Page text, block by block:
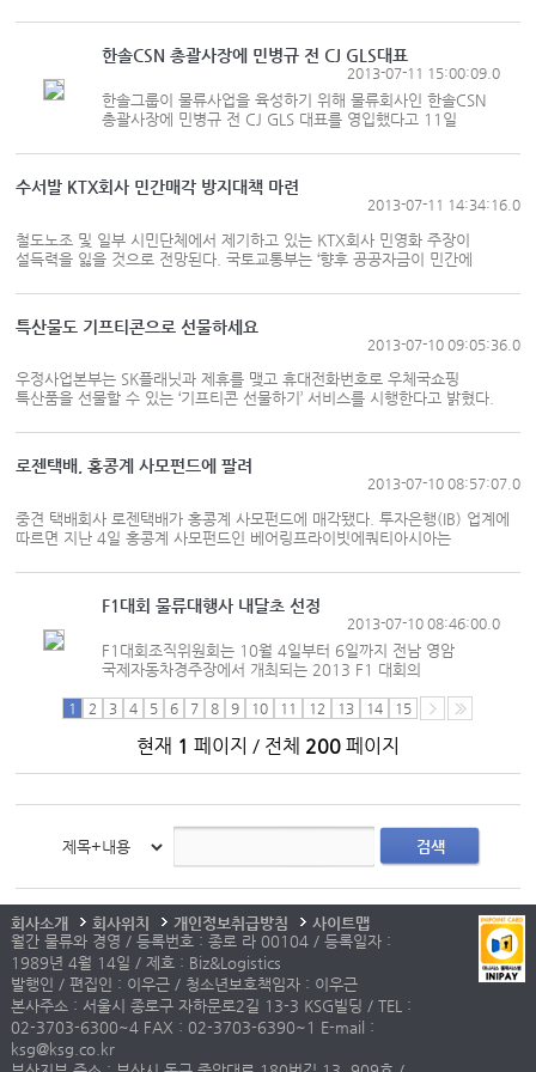
무리의 가족을 세계를 가로질러 자연 서식지로 돌려보내는
시도는 이번이 처음이다. DHL은 고릴라 가족이 영국 켄트에
위치한 포트 림프 야생 동물공원에서 출발해 벨기에의 브뤼셀,
나이지리아의 라고스를 거쳐 가봉의 바테케 국립공원으로
돌아가기까지 9000Km에 이르는 긴 여정에 필요한 배송을
전담했다. 먼저 DHL은 고릴라 가족의 안전과 편의를 위해
한솔CSN 총괄사장에 민병규 전 CJ GLS대표
2013-07-11 15:00:09.0
한솔그룹이 물류사업을 육성하기 위해 물류회사인 한솔CSN
총괄사장에 민병규 전 CJ GLS 대표를 영입했다고 11일
물류만 담당했던 민 사장은 CJ GLS 대표이던 2005년 당시
매출 2조5천억원이던 회사를 2009년 3조8천억원으로
키웠다. 2006년에는 싱가포르 최대 물류기업인 어코드사를
인수하는 등 CJ GLS를 글로벌 물류기업으로 성장하는데
기여했다는 평가를 받고 있다. 현재 지난해 10월 한솔CSN
대표이사로 영입됐던 조성연 대표이사는 해외사업부문 대표를
맡는다. < 정지혜 기자 jhjung@ksg.co.kr >
수서발 KTX회사 민간매각 방지대책 마련
2013-07-11 14:34:16.0
철도노조 및 일부 시민단체에서 제기하고 있는 KTX회사 민영화 주장이
설득력을 잃을 것으로 전망된다. 국토교통부는 ‘향후 공공자금이 민간에
참여지분의 민간매각 방지 장치를 마련했다. 국토부에서 마련한 안은 민영화
방지를 위한 4중․5중의 안전장치 포함한 특단의 대책이며, 수서 발 KTX
회사의 공영체제 유지를 위한 정부의 확고한 의지를 보여주는 것으로 평가되고
있다. 정부의 민영화 방지 대책은 첫째, 민간매각 제한에 동의하는 공공부문
자금만을 유치하고, 정관에 민간매...
특산물도 기프티콘으로 선물하세요
2013-07-10 09:05:36.0
우정사업본부는 SK플래닛과 제휴를 맺고 휴대전화번호로 우체국쇼핑
특산품을 선물할 수 있는 ‘기프티콘 선물하기’ 서비스를 시행한다고 밝혔다.
클릭해 받는 사람의 휴대전화번호를 입력하면 선물하기가 완료된다. 선물 받는
분에게는 문자메시지(MMS)가 전송되고, 선물 수령지 주소를 입력하면
우체국쇼핑 특산품이 배송된다. ‘기프티콘 선물하기’ 서비스는 각 지역의 품질
좋은 특산품을 모바일을 통해 선물 할 수 있어 소비자들에게는 편리함을
제공하고, 지역특산물을 판매하...
로젠택배, 홍콩계 사모펀드에 팔려
2013-07-10 08:57:07.0
중견 택배회사 로젠택배가 홍콩계 사모펀드에 매각됐다. 투자은행(IB) 업계에
따르면 지난 4일 홍콩계 사모펀드인 베어링프라이빗에쿼티아시아는
로젠택배 지분을 100% 인수한 것으로 알려졌다. IB업계 관계자에 따르면
로젠택배의 매각 대금은 약 1600억원에 달한다. 대형 택배사가 자사 물량을
기반으로 성장하는 것에 비해 로젠택배는 개인 고객이나 일반 소형 오피스
물량이 대부분을 차지하고 있어 업계에서 경쟁력을 인정받고 있다. 로젠택배는
미래에셋벤처투자가 인수한 2010년 매출...
F1대회 물류대행사 내달초 선정
2013-07-10 08:46:00.0
F1대회조직위원회는 10월 4일부터 6일까지 전남 영암
국제자동차경주장에서 개최되는 2013 F1 대회의
계획이라고 9일 밝혔다. 조직위는 현재 물류 대행사를
반입될 F1 관련 장비는 F1머신을 포함해 각종 정보를
된다. 특히 22대의 F1머신 및 중요 정비용품은 싱가포르
그랑프리가 종료된 직후 부품 형태로 분해돼 전세기 6대
(B747-400F)로 ...
1 2 3 4 5 6 7 8 9 10 11 12 13 14 15
현재 1 페이지 / 전체 200페이지
검색
회사소개 회사위치 개인정보취급방침
사이트맵
월간 물류와 경영 / 등록번호 : 종로 라 00104 / 등록일자 :
1989년 4월 14일 / 제호 : Biz&Logistics
발행인 / 편집인 : 이우근 / 청소년보호책임자 : 이우근
본사주소 : 서울시 종로구 자하문로2길 13-3 KSG빌딩 / TEL :
02-3703-6300~4 FAX : 02-3703-6390~1 E-mail :
ksg@ksg.co.kr